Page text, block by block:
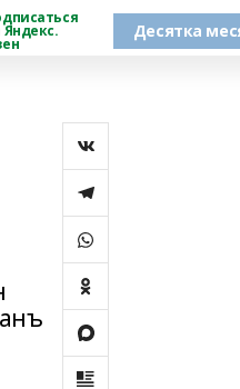
Яндекс. Десятка